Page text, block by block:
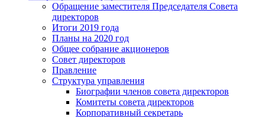
Обращение заместителя Председателя Совета
директоров
Итоги 2019 года
Планы на 2020 год
Общее собрание акционеров
Совет директоров
Правление
Структура управления
Биографии членов совета директоров
Комитеты совета директоров
Корпоративный секретарь